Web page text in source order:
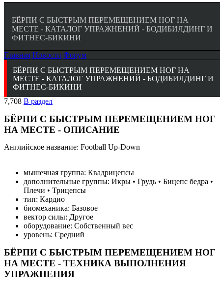
БЁРПИ С БЫСТРЫМ ПЕРЕМЕЩЕНИЕМ НОГ НА
МЕСТЕ - КАТАЛОГ УПРАЖНЕНИЙ - БОДИБИЛДИНГ И
ФИТНЕС-БИКИНИ
Главная Новости Форум
БЁРПИ С БЫСТРЫМ ПЕРЕМЕЩЕНИЕМ НОГ НА
МЕСТЕ - КАТАЛОГ УПРАЖНЕНИЙ - БОДИБИЛДИНГ И
ФИТНЕС-БИКИНИ
7,708 В раздел
БЁРПИ С БЫСТРЫМ ПЕРЕМЕЩЕНИЕМ НОГ
НА МЕСТЕ - ОПИСАНИЕ
Английское название: Football Up-Down
мышечная группа: Квадрицепсы
дополнительные группы: Икры • Грудь • Бицепс бедра •
Плечи • Трицепсы
тип: Кардио
биомеханика: Базовое
вектор силы: Другое
оборудование: Собственный вес
уровень: Средний
БЁРПИ С БЫСТРЫМ ПЕРЕМЕЩЕНИЕМ НОГ
НА МЕСТЕ - ТЕХНИКА ВЫПОЛНЕНИЯ
УПРАЖНЕНИЯ